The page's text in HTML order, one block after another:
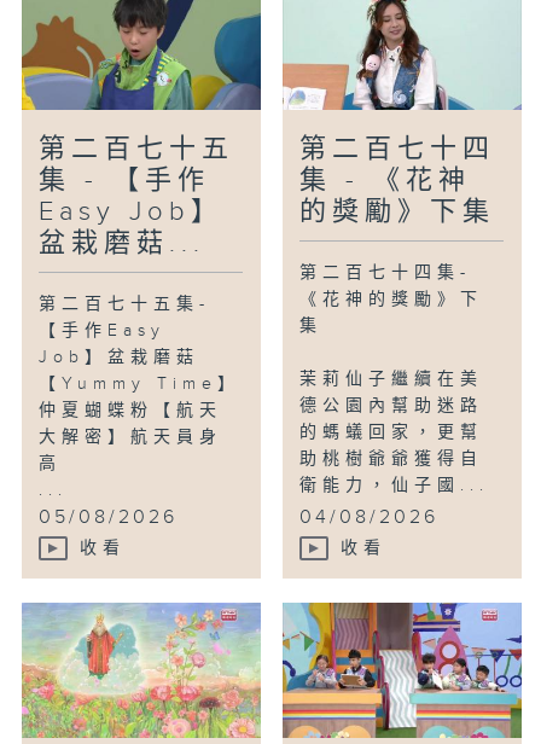
第二百七十五
集 - 【手作
Easy Job】
盆栽磨菇...
第二百七十五集-
【手作Easy
Job】盆栽磨菇
【Yummy Time】
仲夏蝴蝶粉【航天
大解密】航天員身
高
...
05/08/2026
收看
第二百七十四
集 - 《花神
的獎勵》下集
第二百七十四集-
《花神的獎勵》下
集
茉莉仙子繼續在美
德公園內幫助迷路
的螞蟻回家，更幫
助桃樹爺爺獲得自
衛能力，仙子國...
04/08/2026
收看